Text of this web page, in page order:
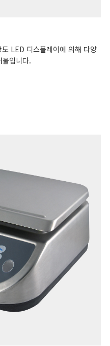
LED 디스플레이에 의해 다양
입니다.